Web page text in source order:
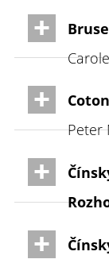
Peter